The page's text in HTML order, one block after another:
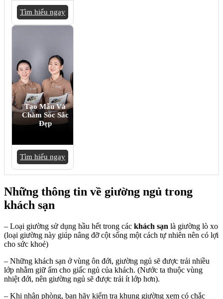
Tìm hiểu ngay
Tạo Mẫu Và
Chăm Sóc Sắc
Đẹp
Tìm hiểu ngay
Những thông tin về giường ngủ trong
khách sạn
– Loại giường sử dụng hầu hết trong các khách sạn là giường lò xo
(loại giường này giúp nâng đỡ cột sống một cách tự nhiên nên có lợi
cho sức khoẻ)
– Những khách sạn ở vùng ôn đới, giường ngủ sẽ được trải nhiều
lớp nhằm giữ ấm cho giấc ngủ của khách. (Nước ta thuộc vùng
nhiệt đới, nên giường ngủ sẽ được trải ít lớp hơn).
– Khi nhận phòng, bạn hãy kiểm tra khung giường xem có chắc